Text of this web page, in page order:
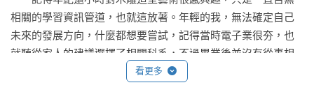
相關的學習資訊管道，也就這放著。年輕的我，無法確定自己
未來的發展方向，什麼都想要嘗試，記得當時電子業很夯，也
就聽從家人的建議選擇了相關科系，不過畢業後並沒有從事相
關行業，到處端盤子打零工渾渾噩噩度日。後來受朋友影響，
看更多